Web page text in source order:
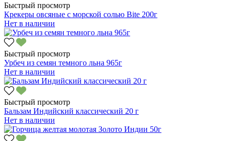
Быстрый просмотр
Крекеры овсяные с морской солью Bite 200г
Нет в наличии
Быстрый просмотр
Урбеч из семян темного льна 965г
Нет в наличии
Быстрый просмотр
Бальзам Индийский классический 20 г
Нет в наличии